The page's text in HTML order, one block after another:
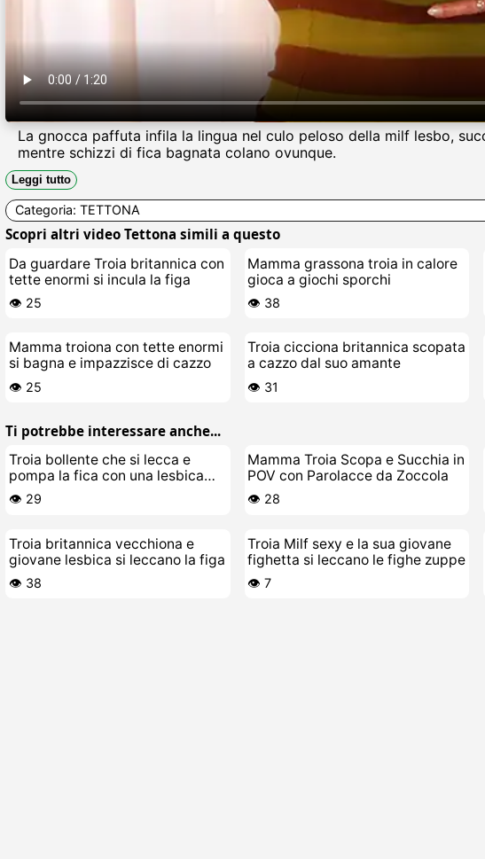
La gnocca paffuta infila la lingua nel culo peloso della milf lesbo,
mentre schizzi di fica bagnata colano ovunque.
Leggi tutto
Categoria: TETTONA
Scopri altri video Tettona simili a questo
Da guardare Troia britannica con
tette enormi si incula la figa
👁️ 25
Mamma grassona troia in calore
gioca a giochi sporchi
👁️ 38
Mamma troiona con tette enormi
si bagna e impazzisce di cazzo
👁️ 25
Troia cicciona britannica scopata
a cazzo dal suo amante
👁️ 31
Ti potrebbe interessare anche...
Troia bollente che si lecca e
pompa la fica con una lesbica
cicciona e vecchietta
👁️ 29
Mamma Troia Scopa e Succhia in
POV con Parolacce da Zoccola
👁️ 28
Troia britannica vecchiona e
giovane lesbica si leccano la figa
👁️ 38
Troia Milf sexy e la sua giovane
fighetta si leccano le fighe zuppe
👁️ 7